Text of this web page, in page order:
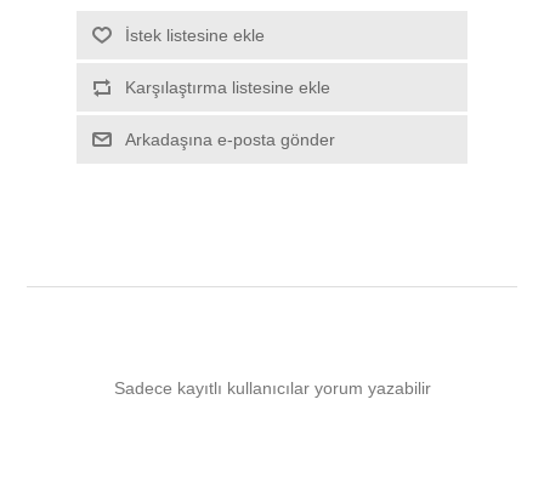
İstek listesine ekle
Karşılaştırma listesine ekle
Arkadaşına e-posta gönder
Sadece kayıtlı kullanıcılar yorum yazabilir